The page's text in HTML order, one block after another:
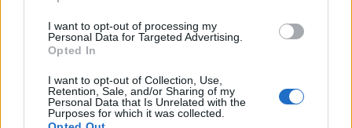
I want to opt-out of processing my
Personal Data for Targeted Advertising.
Opted In
I want to opt-out of Collection, Use,
Retention, Sale, and/or Sharing of my
Personal Data that Is Unrelated with the
Purposes for which it was collected.